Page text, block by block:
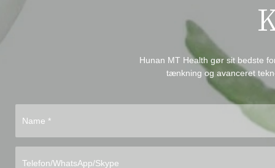
Hunan MT Health gør sit bedste
tænkning og avanceret